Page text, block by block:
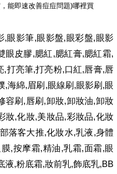
能即速改善痘痘問題)哪裡買
,眼影筆,眼影盤,眼彩盤,眼影
眼皮膠,腮紅,腮紅膏,腮紅霜,
,打亮筆,打亮粉,口紅,唇膏,唇
,海綿,眉刷,眼線刷,眼影刷,眼
容刷,唇刷,卸妝,卸妝油,卸妝
妝,化妝,美妝品,彩妝品,化妝
落客大推,化妝水,乳液,身體
,按摩霜,精油,乳霜,面霜,眼
液,粉底霜,妝前乳,飾底乳,BB